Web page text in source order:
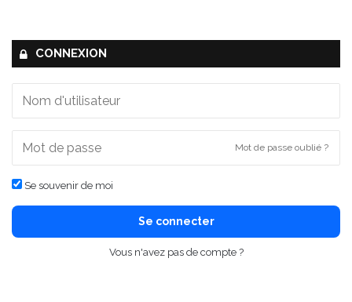
CONNEXION
Mot de passe oublié ?
Se souvenir de moi
Se connecter
Vous n'avez pas de compte ?